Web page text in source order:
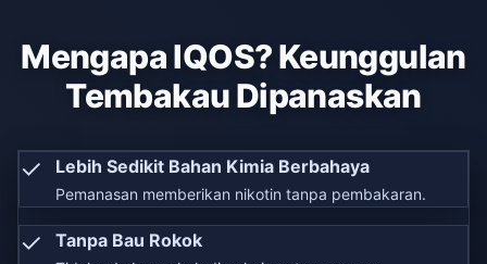
Mengapa IQOS? Keunggulan
Tembakau Dipanaskan
✓ Lebih Sedikit Bahan Kimia Berbahaya
Pemanasan memberikan nikotin tanpa pembakaran.
✓ Tanpa Bau Rokok